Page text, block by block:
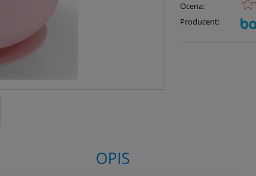
Ocena:
Producent:
OPIS